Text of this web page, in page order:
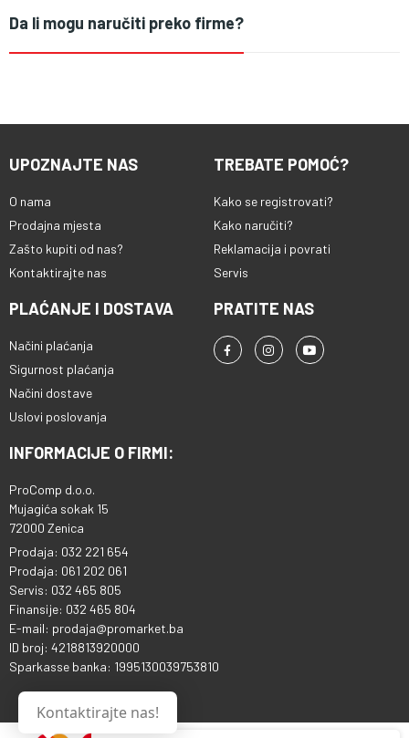
Da li mogu naručiti preko firme?
UPOZNAJTE NAS
O nama
Prodajna mjesta
Zašto kupiti od nas?
Kontaktirajte nas
TREBATE POMOĆ?
Kako se registrovati?
Kako naručiti?
Reklamacija i povrati
Servis
PLAĆANJE I DOSTAVA
Načini plaćanja
Sigurnost plaćanja
Načini dostave
Uslovi poslovanja
PRATITE NAS
INFORMACIJE O FIRMI:
ProComp d.o.o.
Mujagića sokak 15
72000 Zenica
Prodaja: 032 221 654
Prodaja: 061 202 061
Servis: 032 465 805
Finansije: 032 465 804
E-mail: prodaja@promarket.ba
ID broj: 4218813920000
Sparkasse banka: 1995130039753810
Kontaktirajte nas!